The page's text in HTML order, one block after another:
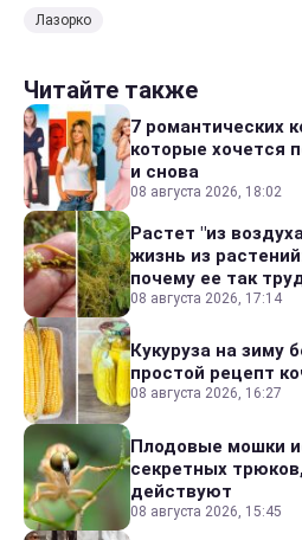
Лазорко
Читайте также
7 романтических
которые хочется
и снова
08 августа 2026, 18:02
Растет "из
жизнь из
почему ее так
08 августа 2026, 17:14
Кукуруза на зиму
простой рецепт
08 августа 2026, 16:27
Плодовые мошки
секретных
действуют
08 августа 2026, 15:45